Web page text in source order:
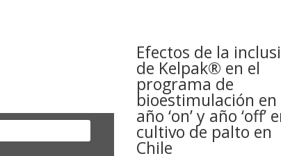
Efectos de la
de Kelpak® en el
programa de
bioestimulación en
año ‘on’ y año ‘off’
cultivo de palto en
Chile